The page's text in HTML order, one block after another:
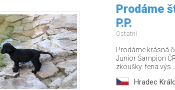
Prodáme
P.P.
Ostatní
Prodáme krásná
Junior Šampion
zkoušky. fena výs...
Hradec